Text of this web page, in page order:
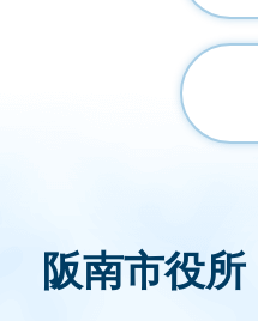
阪南市役所